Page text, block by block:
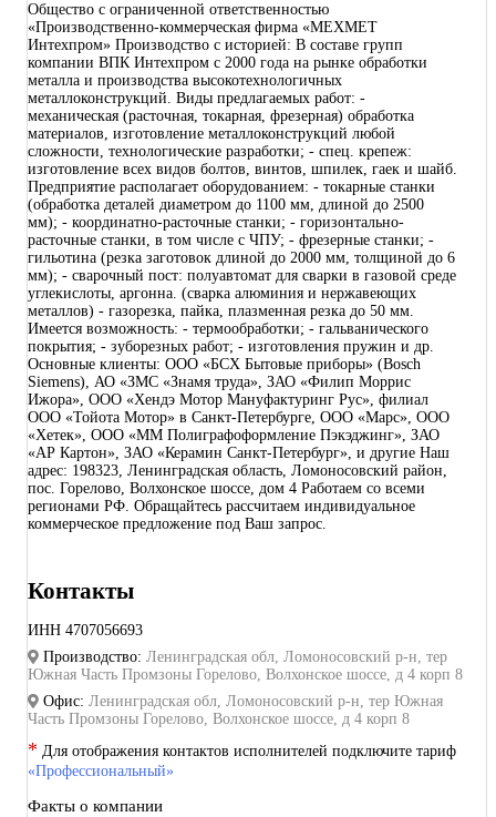
Общество с ограниченной ответственностью
«Производственно-коммерческая фирма «МЕХМЕТ
Интехпром» Производство с историей: В составе групп
компании ВПК Интехпром с 2000 года на рынке обработки
металла и производства высокотехнологичных
металлоконструкций. Виды предлагаемых работ: -
механическая (расточная, токарная, фрезерная) обработка
материалов, изготовление металлоконструкций любой
сложности, технологические разработки; - спец. крепеж:
изготовление всех видов болтов, винтов, шпилек, гаек и шайб.
Предприятие располагает оборудованием: - токарные станки
(обработка деталей диаметром до 1100 мм, длиной до 2500
мм); - координатно-расточные станки; - горизонтально-
расточные станки, в том числе с ЧПУ; - фрезерные станки; -
гильотина (резка заготовок длиной до 2000 мм, толщиной до 6
мм); - сварочный пост: полуавтомат для сварки в газовой среде
углекислоты, аргонна. (сварка алюминия и нержавеющих
металлов) - газорезка, пайка, плазменная резка до 50 мм.
Имеется возможность: - термообработки; - гальванического
покрытия; - зуборезных работ; - изготовления пружин и др.
Основные клиенты: ООО «БСХ Бытовые приборы» (Bosch
Siemens), АО «ЗМС «Знамя труда», ЗАО «Филип Моррис
Ижора», ООО «Хендэ Мотор Мануфактуринг Рус», филиал
ООО «Тойота Мотор» в Санкт-Петербурге, ООО «Марс», ООО
«Хетек», ООО «ММ Полиграфоформление Пэкэджинг», ЗАО
«АР Картон», ЗАО «Керамин Санкт-Петербург», и другие Наш
адрес: 198323, Ленинградская область, Ломоносовский район,
пос. Горелово, Волхонское шоссе, дом 4 Работаем со всеми
регионами РФ. Обращайтесь рассчитаем индивидуальное
коммерческое предложение под Ваш запрос.
Контакты
ИНН 4707056693
Производство: Ленинградская обл, Ломоносовский р-н, тер
Южная Часть Промзоны Горелово, Волхонское шоссе, д 4 корп 8
Офис: Ленинградская обл, Ломоносовский р-н, тер Южная
Часть Промзоны Горелово, Волхонское шоссе, д 4 корп 8
* Для отображения контактов исполнителей подключите тариф
«Профессиональный»
Факты о компании